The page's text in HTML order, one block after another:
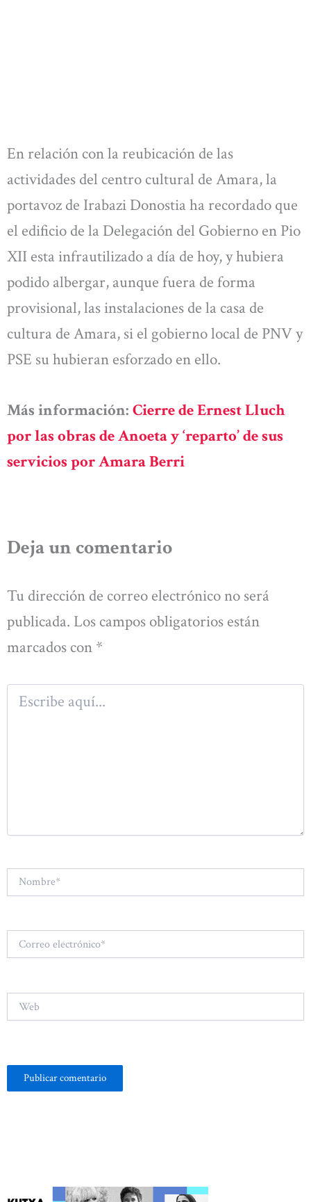
En relación con la reubicación de las
actividades del centro cultural de Amara, la
portavoz de Irabazi Donostia ha recordado que
el edificio de la Delegación del Gobierno en Pio
XII esta infrautilizado a día de hoy, y hubiera
podido albergar, aunque fuera de forma
provisional, las instalaciones de la casa de
cultura de Amara, si el gobierno local de PNV y
PSE su hubieran esforzado en ello.
Más información: Cierre de Ernest Lluch
por las obras de Anoeta y ‘reparto’ de sus
servicios por Amara Berri
Deja un comentario
Tu dirección de correo electrónico no será
publicada. Los campos obligatorios están
marcados con *
aquí...
electrónico*